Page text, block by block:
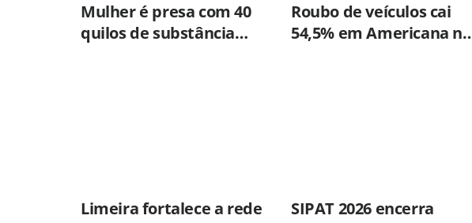
Mulher é presa com 40
quilos de substância
Roubo de veículos cai
54,5% em Americana no
Limeira fortalece a rede
SIPAT 2026 encerra